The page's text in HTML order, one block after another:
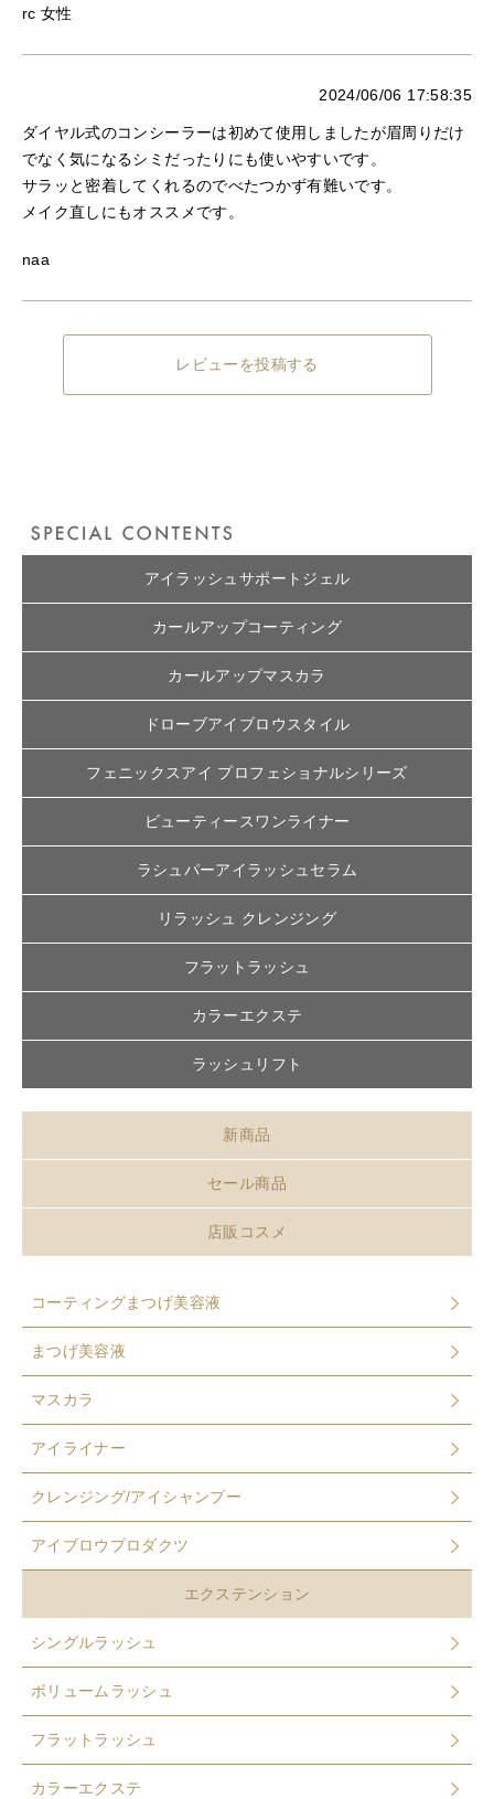
rc 女性
2024/06/06 17:58:35
ダイヤル式のコンシーラーは初めて使用しましたが眉周りだけ
でなく気になるシミだったりにも使いやすいです。
サラッと密着してくれるのでべたつかず有難いです。
メイク直しにもオススメです。
naa
レビューを投稿する
アイラッシュサポートジェル
カールアップコーティング
カールアップマスカラ
ドローブアイブロウスタイル
フェニックスアイ プロフェショナルシリーズ
ビューティースワンライナー
ラシュパーアイラッシュセラム
リラッシュ クレンジング
フラットラッシュ
カラーエクステ
ラッシュリフト
新商品
セール商品
店販コスメ
コーティングまつげ美容液
まつげ美容液
マスカラ
アイライナー
クレンジング/アイシャンプー
アイブロウプロダクツ
エクステンション
シングルラッシュ
ボリュームラッシュ
フラットラッシュ
カラーエクステ